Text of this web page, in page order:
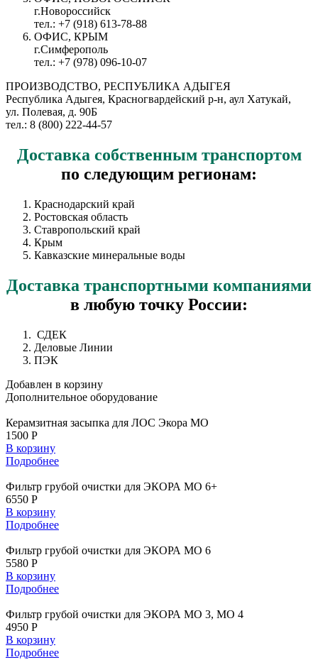
г.Новороссийск
тел.: +7 (918) 613-78-88
ОФИС, КРЫМ
г.Симферополь
тел.: +7 (978) 096-10-07
ПРОИЗВОДСТВО, РЕСПУБЛИКА АДЫГЕЯ
Республика Адыгея, Красногвардейский р-н, аул Хатукай,
ул. Полевая, д. 90Б
тел.: 8 (800) 222-44-57
Доставка собственным транспортом
по следующим регионам:
Краснодарский край
Ростовская область
Ставропольский край
Крым
Кавказские минеральные воды
Доставка транспортными компаниями
в любую точку России:
СДЕК
Деловые Линии
ПЭК
Добавлен в корзину
Дополнительное оборудование
Керамзитная засыпка для ЛОС Экора МО
1500 Р
В корзину
Подробнее
Фильтр грубой очистки для ЭКОРА МО 6+
6550 Р
В корзину
Подробнее
Фильтр грубой очистки для ЭКОРА МО 6
5580 Р
В корзину
Подробнее
Фильтр грубой очистки для ЭКОРА МО 3, МО 4
4950 Р
В корзину
Подробнее